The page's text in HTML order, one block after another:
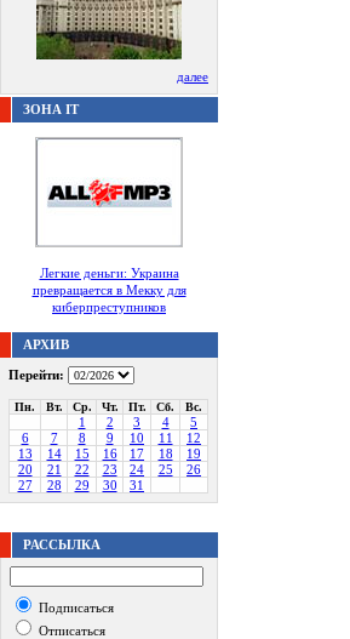
далее
ЗОНА IT
Легкие деньги: Украина
превращается в Мекку для
киберпреступников
АРХИВ
Перейти:
Пн. Вт. Ср. Чт. Пт. Сб. Вс.
1 2 3 4
5
6
7 8 9 10 11
12
13
14 15 16 17 18
19
20
21 22 23 24 25
26
27
28 29 30 31
РАССЫЛКА
Подписаться
Отписаться